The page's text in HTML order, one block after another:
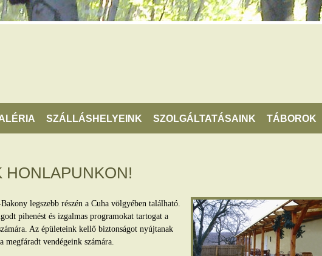
SZÁLLÁSHELYEINK SZOLGÁLTATÁSAINK TÁBOROK
HONLAPUNKON!
legszebb részén a Cuha völgyében található.
pihenést és izgalmas programokat tartogat a
Az épületeink kellő biztonságot nyújtanak
megfáradt vendégeink számára.